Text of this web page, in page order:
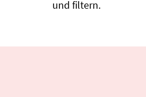
und filtern.